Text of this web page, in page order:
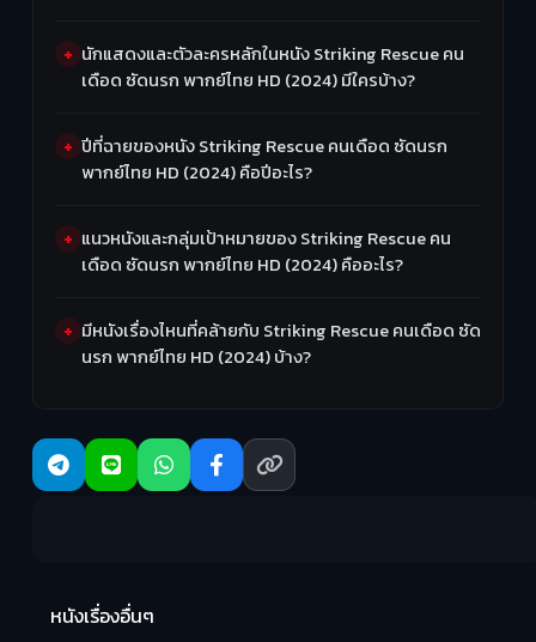
นักแสดงและตัวละครหลักในหนัง Striking Rescue คน
เดือด ซัดนรก พากย์ไทย HD (2024) มีใครบ้าง?
ปีที่ฉายของหนัง Striking Rescue คนเดือด ซัดนรก
พากย์ไทย HD (2024) คือปีอะไร?
แนวหนังและกลุ่มเป้าหมายของ Striking Rescue คน
เดือด ซัดนรก พากย์ไทย HD (2024) คืออะไร?
มีหนังเรื่องไหนที่คล้ายกับ Striking Rescue คนเดือด ซัด
นรก พากย์ไทย HD (2024) บ้าง?
หนังเรื่องอื่นๆ